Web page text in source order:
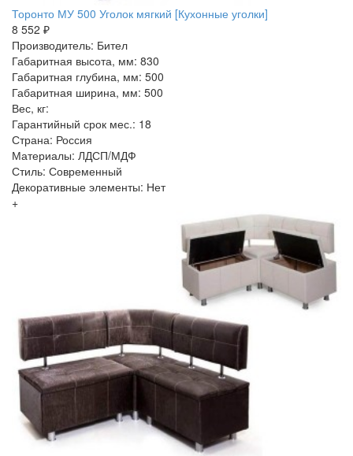
Торонто МУ 500 Уголок мягкий [Кухонные уголки]
8 552 ₽
Производитель: Бител
Габаритная высота, мм: 830
Габаритная глубина, мм: 500
Габаритная ширина, мм: 500
Вес, кг:
Гарантийный срок мес.: 18
Страна: Россия
Материалы: ЛДСП/МДФ
Стиль: Современный
Декоративные элементы: Нет
+